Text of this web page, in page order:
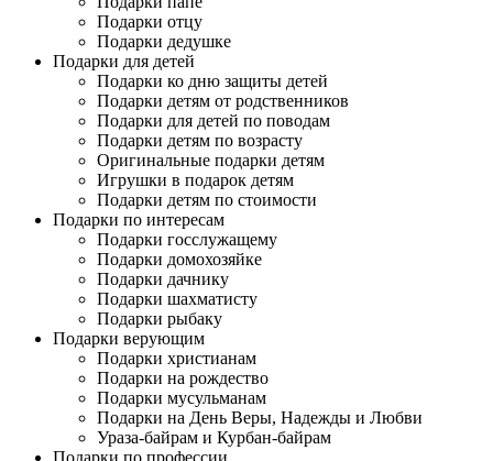
Подарки отцу
Подарки дедушке
Подарки для детей
Подарки ко дню защиты детей
Подарки детям от родственников
Подарки для детей по поводам
Подарки детям по возрасту
Оригинальные подарки детям
Игрушки в подарок детям
Подарки детям по стоимости
Подарки по интересам
Подарки госслужащему
Подарки домохозяйке
Подарки дачнику
Подарки шахматисту
Подарки рыбаку
Подарки верующим
Подарки христианам
Подарки на рождество
Подарки мусульманам
Подарки на День Веры, Надежды и Любви
Ураза-байрам и Курбан-байрам
Подарки по профессии